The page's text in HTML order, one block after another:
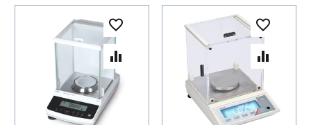
Adicionar à lista de
Adicionar para Comparar